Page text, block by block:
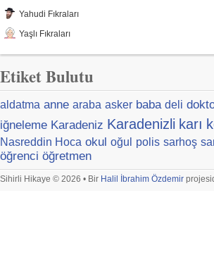
Yahudi Fıkraları
Yaşlı Fıkraları
Etiket Bulutu
aldatma anne araba asker baba deli
iğneleme Karadeniz Karadenizli karı
Nasreddin Hoca okul oğul polis sarhoş
öğrenci öğretmen
Sihirli Hikaye © 2026 • Bir Halil İbrahim Özdemir